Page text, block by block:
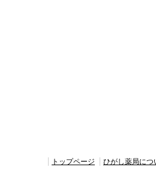
トップページ ひがし薬局につ